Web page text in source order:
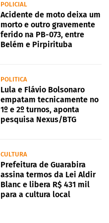
POLICIAL
Acidente de moto deixa um
morto e outro gravemente
ferido na PB-073, entre
Belém e Pirpirituba
POLITICA
Lula e Flávio Bolsonaro
empatam tecnicamente no
1º e 2º turnos, aponta
pesquisa Nexus/BTG
CULTURA
Prefeitura de Guarabira
assina termos da Lei Aldir
Blanc e libera R$ 431 mil
para a cultura local